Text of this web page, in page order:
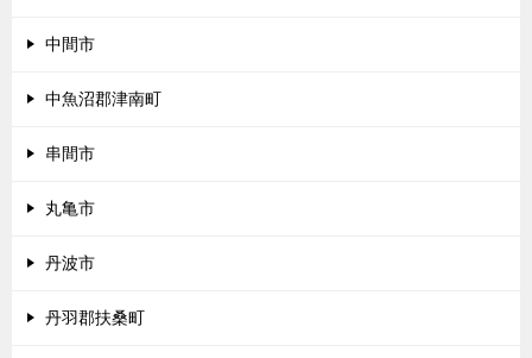
中間市
中魚沼郡津南町
串間市
丸亀市
丹波市
丹羽郡扶桑町